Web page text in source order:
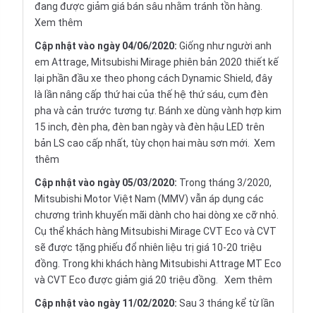
đang được giảm giá bán sâu nhằm tránh tồn hàng.
Xem thêm
Cập nhật vào ngày 04/06/2020: Giống như người anh
em Attrage, Mitsubishi Mirage phiên bản 2020 thiết kế
lại phần đầu xe theo phong cách Dynamic Shield, đây
là lần nâng cấp thứ hai của thế hệ thứ sáu, cụm đèn
pha và cản trước tương tự. Bánh xe dùng vành hợp kim
15 inch, đèn pha, đèn ban ngày và đèn hậu LED trên
bản LS cao cấp nhất, tùy chọn hai màu sơn mới. Xem
thêm
Cập nhật vào ngày 05/03/2020: Trong tháng 3/2020,
Mitsubishi Motor Việt Nam (MMV) vẫn áp dụng các
chương trình khuyến mãi dành cho hai dòng xe cỡ nhỏ.
Cụ thể khách hàng Mitsubishi Mirage CVT Eco và CVT
sẽ được tặng phiếu đổ nhiên liệu trị giá 10-20 triệu
đồng. Trong khi khách hàng Mitsubishi Attrage MT Eco
và CVT Eco được giảm giá 20 triệu đồng. Xem thêm
Cập nhật vào ngày 11/02/2020: Sau 3 tháng kể từ lần